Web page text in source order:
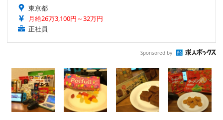
東京都
月給26万3,100円～32万円
正社員
Sponsored by